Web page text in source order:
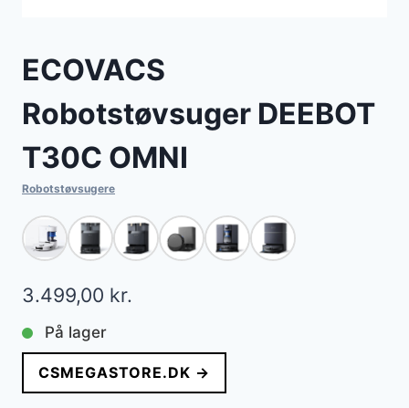
ECOVACS
Robotstøvsuger DEEBOT
T30C OMNI
Robotstøvsugere
3.499,00 kr.
På lager
CSMEGASTORE.DK →